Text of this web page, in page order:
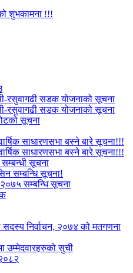
शुभकामना !!!
रसुवागढी सडक योजनाको सूचना
रसुवागढी सडक योजनाको सूचना
सूचना
साधारणसभा बस्ने बारे सूचना!!!
साधारणसभा बस्ने बारे सूचना!!!
सूचना
सम्बन्धि सूचना!
२०७५ सम्बन्धि सूचना
सदस्य निर्वाचन, २०७४ को मतगणना
उम्मेदवारहरुको सुची